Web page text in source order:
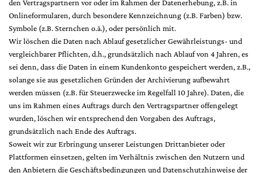
den Vertragspartnern vor oder im Rahmen der Datenerhebung, z.B. in
Onlineformularen, durch besondere Kennzeichnung (z.B. Farben) bzw.
Symbole (z.B. Sternchen o.ä.), oder persönlich mit.
Wir löschen die Daten nach Ablauf gesetzlicher Gewährleistungs- und
vergleichbarer Pflichten, d.h., grundsätzlich nach Ablauf von 4 Jahren, es
sei denn, dass die Daten in einem Kundenkonto gespeichert werden, z.B.,
solange sie aus gesetzlichen Gründen der Archivierung aufbewahrt
werden müssen (z.B. für Steuerzwecke im Regelfall 10 Jahre). Daten, die
uns im Rahmen eines Auftrags durch den Vertragspartner offengelegt
wurden, löschen wir entsprechend den Vorgaben des Auftrags,
grundsätzlich nach Ende des Auftrags.
Soweit wir zur Erbringung unserer Leistungen Drittanbieter oder
Plattformen einsetzen, gelten im Verhältnis zwischen den Nutzern und
den Anbietern die Geschäftsbedingungen und Datenschutzhinweise der